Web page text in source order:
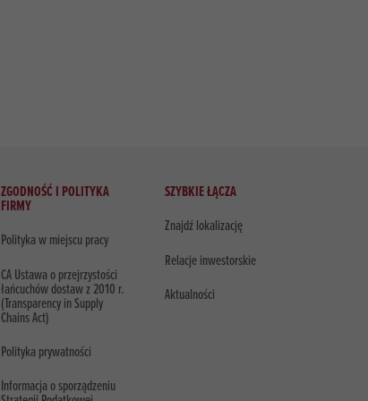
ZGODNOŚĆ I POLITYKA
FIRMY
Polityka w miejscu pracy
CA Ustawa o przejrzystości
łańcuchów dostaw z 2010 r.
(Transparency in Supply
Chains Act)
Polityka prywatności
Informacja o sporządzeniu
SZYBKIE ŁĄCZA
Znajdź lokalizację
Relacje inwestorskie
Aktualności